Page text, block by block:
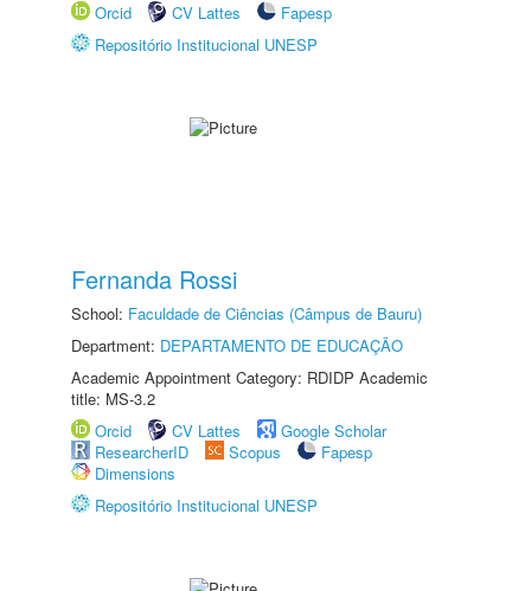
Orcid
CV Lattes
Fapesp
Repositório Institucional UNESP
Fernanda Rossi
School: Faculdade de Ciências (Câmpus de Bauru)
Department: DEPARTAMENTO DE EDUCAÇÃO
Academic Appointment Category: RDIDP Academic
title: MS-3.2
Orcid
CV Lattes
Google Scholar
ResearcherID
Scopus
Fapesp
Dimensions
Repositório Institucional UNESP